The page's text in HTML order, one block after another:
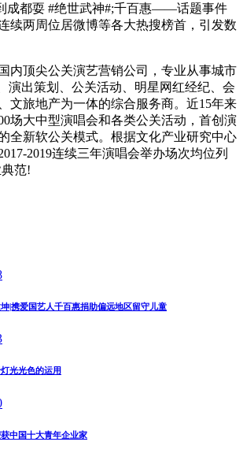
成都耍 #绝世武神#;千百惠——话题事件
续两周位居微博等各大热搜榜首，引发数
尖公关演艺营销公司，专业从事城市
演出策划、公关活动、明星网红经纪、会
文旅地产为一体的综合服务商。近15年来
场大中型演唱会和各类公关活动，首创演
全新软公关模式。根据文化产业研究中心
2019连续三年演唱会举办场次均位列
范!
|携爱国艺人千百惠捐助偏远地区留守儿童
光光色的运用
中国十大青年企业家